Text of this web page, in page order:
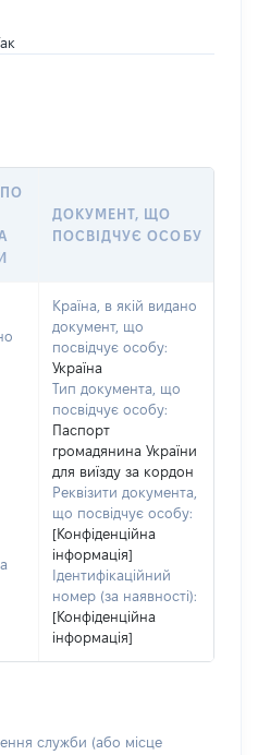
ДОКУМЕНТ, ЩО
ПОСВІДЧУЄ ОСОБУ
Країна, в якій видано
документ, що
посвідчує особу:
Україна
Тип документа, що
посвідчує особу:
Паспорт
громадянина України
для виїзду за кордон
Реквізити документа,
що посвідчує особу:
[Конфіденційна
інформація]
Ідентифікаційний
номер (за наявності):
[Конфіденційна
інформація]
служби (або місце